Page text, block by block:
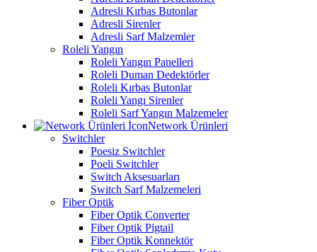
Adresli Kırbas Butonlar
Adresli Sirenler
Adresli Sarf Malzemler
Roleli Yangın
Roleli Yangın Panelleri
Roleli Duman Dedektörler
Roleli Kırbas Butonlar
Roleli Yangı Sirenler
Roleli Sarf Yangın Malzemeler
Network Ürünleri
Switchler
Poesiz Switchler
Poeli Switchler
Switch Aksesuarları
Switch Sarf Malzemeleri
Fiber Optik
Fiber Optik Converter
Fiber Optik Pigtail
Fiber Optik Konnektör